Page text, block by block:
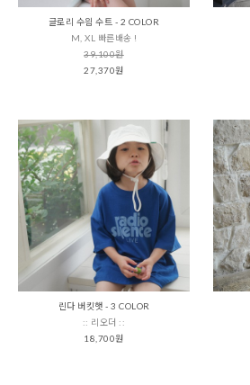
글로리 수읨 수트 - 2 COLOR
M, XL 빠른배송 !
39,100원
27,370원
린다 버킷햇 - 3 COLOR
:: 리오더 ::
18,700원